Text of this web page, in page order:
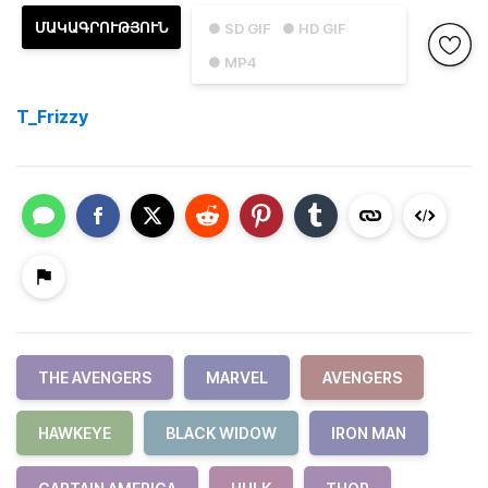
● SD GIF
● HD GIF
● MP4
ՄԱԿԱԳՐՈՒԹՅՈՒՆ
T_Frizzy
THE AVENGERS MARVEL AVENGERS
HAWKEYE BLACK WIDOW IRON MAN